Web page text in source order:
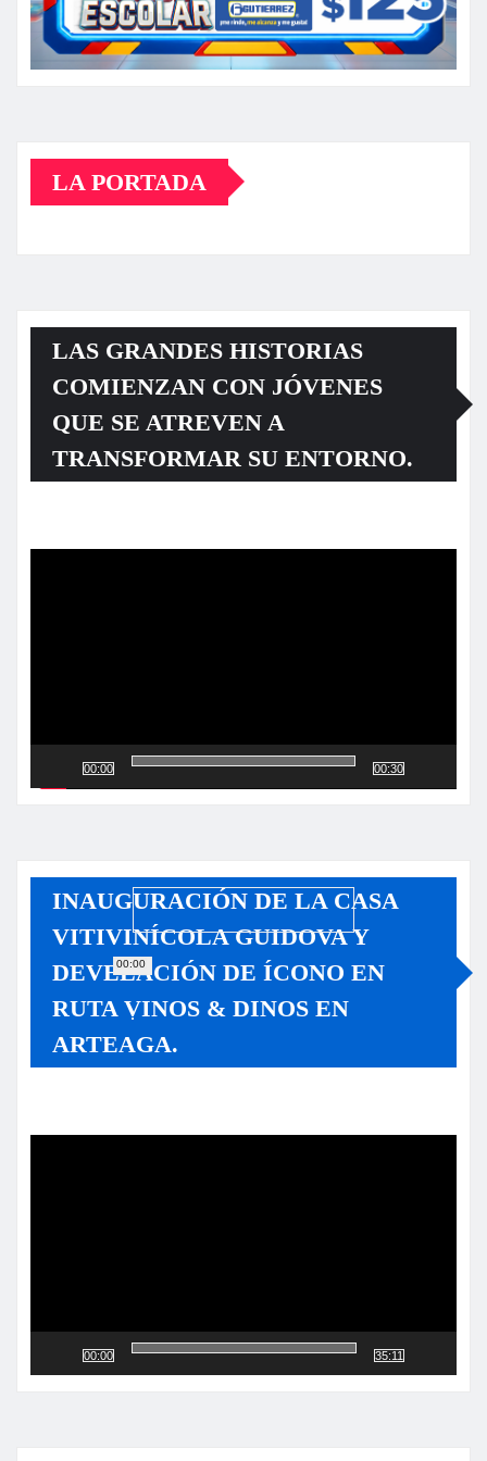
LA PORTADA
LAS GRANDES HISTORIAS
COMIENZAN CON JÓVENES
QUE SE ATREVEN A
TRANSFORMAR SU ENTORNO.
00:00
00:00
00:30
INAUGURACIÓN DE LA CASA
VITIVINÍCOLA GUIDOVA Y
DEVELACIÓN DE ÍCONO EN
RUTA VINOS & DINOS EN
ARTEAGA.
00:00 35:11